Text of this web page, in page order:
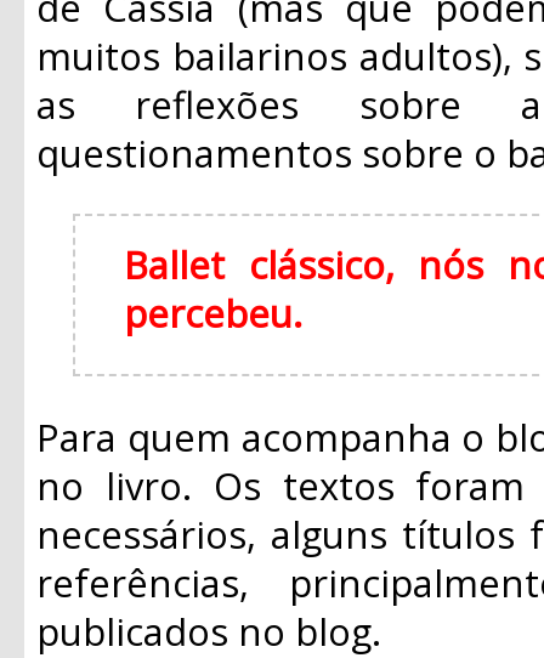
muitos bailarinos adultos),
as reflexões sobre
questionamentos sobre o
Ballet clássico, nós
percebeu.
Para quem acompanha o
no livro. Os textos foram
necessários, alguns
referências,
publicados no blog.